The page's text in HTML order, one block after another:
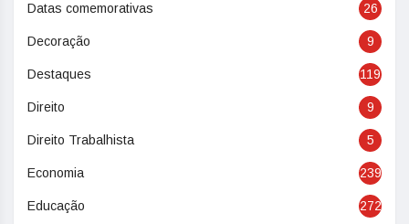
Datas comemorativas 26
Decoração 9
Destaques 119
Direito 9
Direito Trabalhista 5
Economia 239
Educação 272